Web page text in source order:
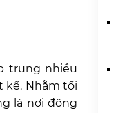
trung nhiều
kế. Nhằm tối
là nơi đông